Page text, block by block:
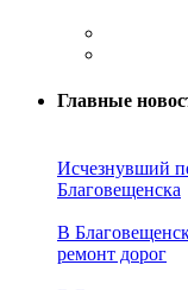
Главные
Исчезнувший
Благовещенска
В
ремонт дорог